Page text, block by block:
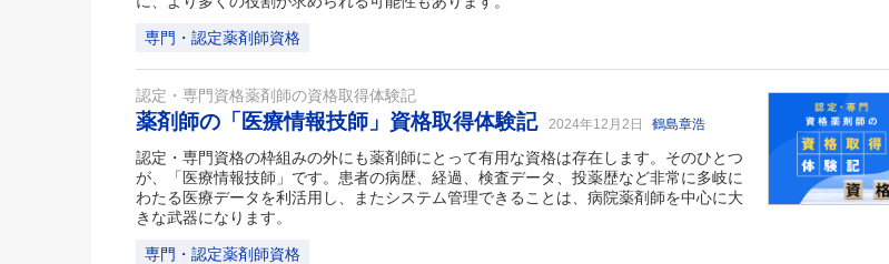
専門・認定薬剤師資格
認定・専門資格薬剤師の資格取得体験記
薬剤師の「医療情報技師」資格取得体験記 2024年12月2日 鶴島章浩
認定・専門資格の枠組みの外にも薬剤師にとって有用な資格は存在します。そのひとつ
が、「医療情報技師」です。患者の病歴、経過、検査データ、投薬歴など非常に多岐に
わたる医療データを利活用し、またシステム管理できることは、病院薬剤師を中心に大
きな武器になります。
専門・認定薬剤師資格